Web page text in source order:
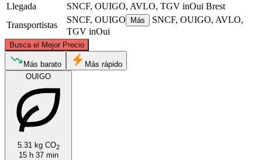
Llegada
SNCF, OUIGO, AVLO, TGV inOui Brest
Transportistas
SNCF, OUIGO Más
SNCF, OUIGO, AVLO,
TGV inOui
Busca el Mejor Precio
Brest, Brittany
Más barato
Más rápido
OUIGO
5.31 kg CO2
15 h 37 min